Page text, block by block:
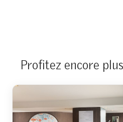
Profitez encore